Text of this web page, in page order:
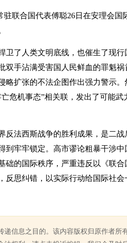
驻联合国代表傅聪26日在安理会
卫了人类文明底线，也催生了现
双手沾满受害国人民鲜血的罪魁
略扩张的不法企图作出强力警示
危机事态”相关联，发出了可能
反法西斯战争的胜利成果，是二
到牢牢锁定。高市谬论粗暴干涉
础的国际秩序，严重违反以《联
思纠错，以实际行动给国际社会
递信息之目的。该内容版权归原作者所